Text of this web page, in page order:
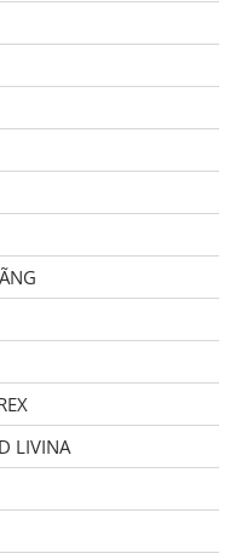
LIVINA